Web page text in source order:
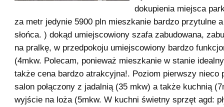
dokupienia miejsca
za metr jedynie 5900 pln mieszkanie bardzo przytulne a
słońca. ) dokąd umiejscowiony szafa zabudowana,
na pralkę, w przedpokoju umiejscowiony bardzo
(4mkw. Polecam, ponieważ mieszkanie w stanie
także cena bardzo atrakcyjna!. Poziom pierwszy nieco
salon połączony z jadalnią (35 mkw) a także kuchnią
wyjście na loża (5mkw. W kuchni świetny sprzęt agd: